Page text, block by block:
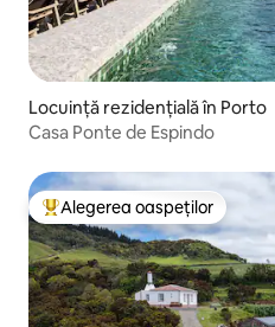
Locuință rezidențială în Porto
Casa Ponte de Espindo
Locuință din topul categoriei
Alegerea oaspeților